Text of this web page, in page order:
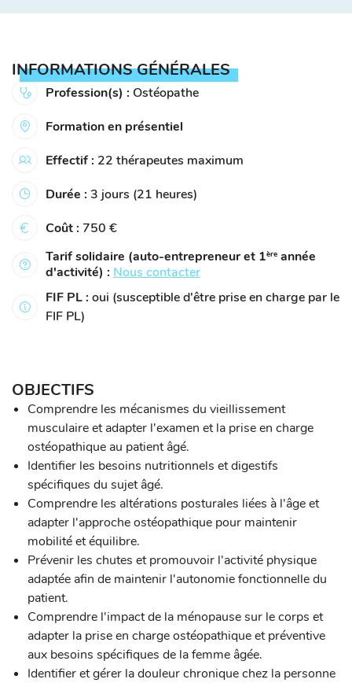
INFORMATIONS GÉNÉRALES
Profession(s) : Ostéopathe
Formation en présentiel
Effectif : 22 thérapeutes maximum
Durée : 3 jours (21 heures)
Coût : 750 €
Tarif solidaire (auto-entrepreneur et 1ère année
d'activité) : Nous contacter
FIF PL : oui (susceptible d'être prise en charge par le
FIF PL)
OBJECTIFS
Comprendre les mécanismes du vieillissement
musculaire et adapter l'examen et la prise en charge
ostéopathique au patient âgé.
Identifier les besoins nutritionnels et digestifs
spécifiques du sujet âgé.
Comprendre les altérations posturales liées à l'âge et
adapter l'approche ostéopathique pour maintenir
mobilité et équilibre.
Prévenir les chutes et promouvoir l'activité physique
adaptée afin de maintenir l'autonomie fonctionnelle du
patient.
Comprendre l'impact de la ménopause sur le corps et
adapter la prise en charge ostéopathique et préventive
aux besoins spécifiques de la femme âgée.
Identifier et gérer la douleur chronique chez la personne